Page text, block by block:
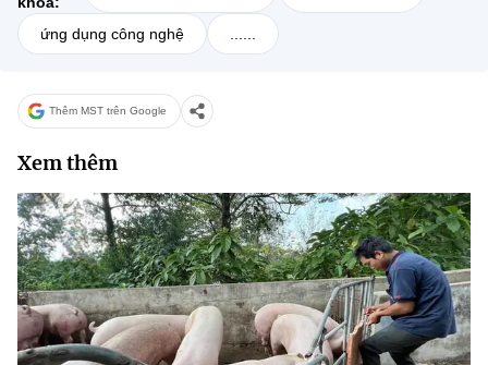
ứng dụng công nghệ
Thêm MST trên Google
Xem thêm